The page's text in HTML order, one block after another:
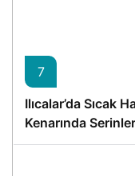
7
Ilıcalar’da Sıcak
Kenarında